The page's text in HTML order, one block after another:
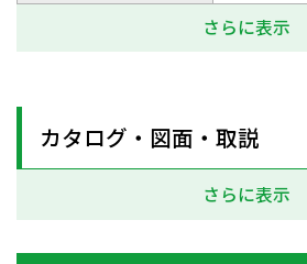
さらに表示
カタログ・図面・取説
さらに表示